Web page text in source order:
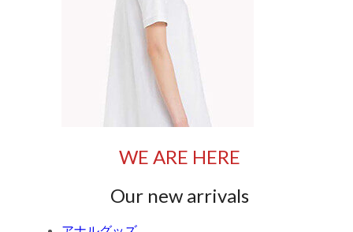
WE ARE HERE
Our new arrivals